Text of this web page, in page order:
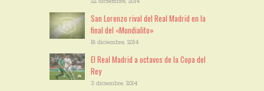
San Lorenzo rival del Real Madrid en la
final del «Mundialito»
18 diciembre, 2014
El Real Madrid a octavos de la Copa del
Rey
3 diciembre, 2014